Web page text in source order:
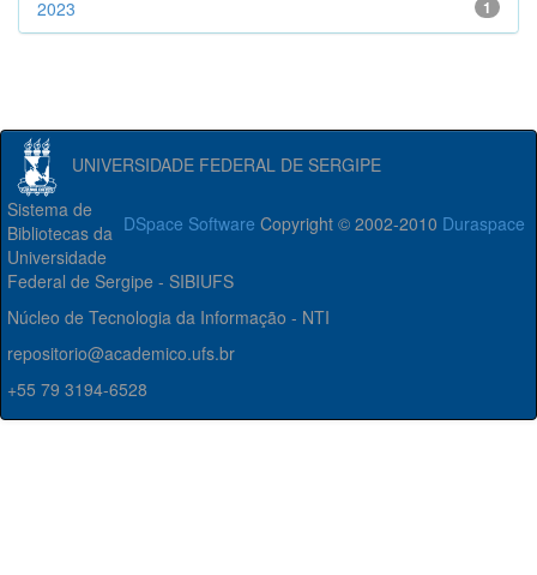
1
2023
UNIVERSIDADE FEDERAL DE SERGIPE
DSpace Software Copyright © 2002-2010 Duraspace
Sistema de
Bibliotecas da
Universidade
Federal de Sergipe - SIBIUFS
Núcleo de Tecnologia da Informação - NTI
repositorio@academico.ufs.br
+55 79 3194-6528